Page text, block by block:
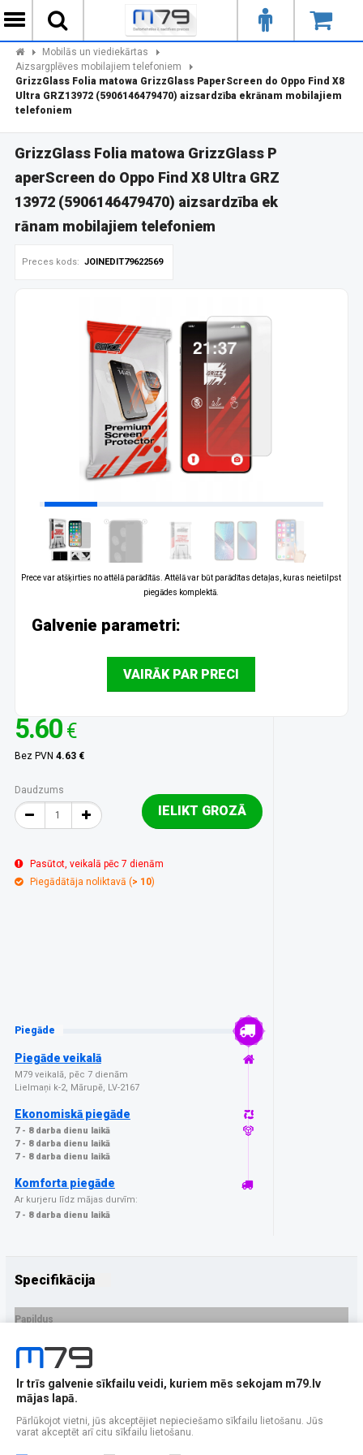
Mobilās un viediekārtas
Aizsargplēves mobilajiem telefoniem
GrizzGlass Folia matowa GrizzGlass PaperScreen do Oppo Find X8
Ultra GRZ13972 (5906146479470) aizsardzība ekrānam mobilajiem
telefoniem
GrizzGlass Folia matowa GrizzGlass P
aperScreen do Oppo Find X8 Ultra GRZ
13972 (5906146479470) aizsardzība ek
rānam mobilajiem telefoniem
Preces kods: JOINEDIT79622569
Prece var atšķirties no attēlā parādītās. Attēlā var būt parādītas detaļas, kuras neietilpst
piegādes komplektā.
Galvenie parametri:
VAIRĀK PAR PRECI
5.60 €
Bez PVN 4.63 €
Daudzums
IELIKT GROZĀ
Pasūtot, veikalā pēc 7 dienām
Piegādātāja noliktavā (> 10)
Piegāde
Piegāde veikalā
M79 veikalā, pēc 7 dienām
Lielmaņi k-2, Mārupē, LV-2167
Ekonomiskā piegāde
7 - 8 darba dienu laikā
7 - 8 darba dienu laikā
7 - 8 darba dienu laikā
Komforta piegāde
Ar kurjeru līdz mājas durvīm:
7 - 8 darba dienu laikā
Specifikācija
Papildus
Ražotājs
PRECES APRAKSTS
EAN - 5906146479470
Ir trīs galvenie sīkfailu veidi, kuriem mēs sekojam m79.lv
mājas lapā.
Pārlūkojot vietni, jūs akceptējiet nepieciešamo sīkfailu lietošanu. Jūs
varat akceptēt arī citu sīkfailu lietošanu.